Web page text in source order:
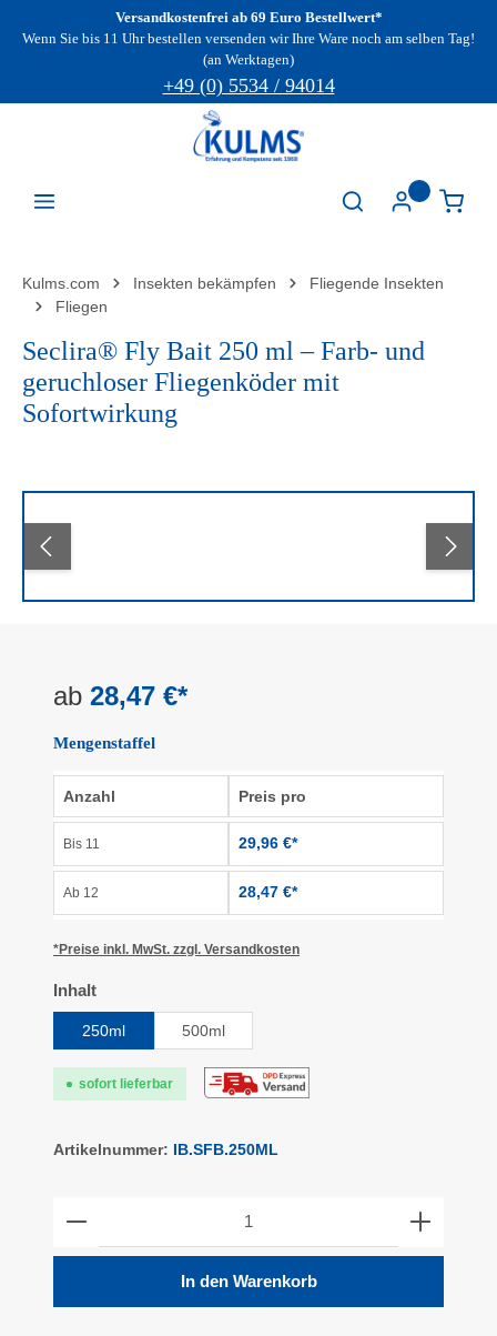
Zum Hauptinhalt springenVersandkostenfrei ab 69 Euro Bestellwert*
Wenn Sie bis 11 Uhr bestellen versenden wir Ihre Ware noch am selben Tag!
(an Werktagen)
+49 (0) 5534 / 94014
Kulms.com Insekten bekämpfen
Fliegende Insekten
Fliegen
Seclira® Fly Bait 250 ml – Farb- und
geruchloser Fliegenköder mit
Sofortwirkung
ab 28,47 €*
Mengenstaffel
Anzahl Preis pro
Bis 11 29,96 €*
Ab 12 28,47 €*
*Preise inkl. MwSt. zzgl. Versandkosten
Inhaltauswählen
250ml 500ml
sofort lieferbar
Artikelnummer: IB.SFB.250ML
Produkt Anzahl: Gib den gewünschten Wert ein
In den Warenkorb